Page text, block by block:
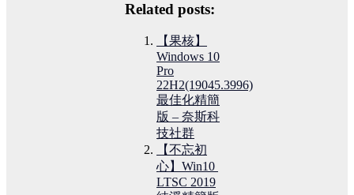
Related posts:
【果核】
Windows 10
Pro
22H2(19045.3996)
最佳化精簡
版 – 奈斯科
技社群
【不忘初
心】Win10 ​​​​
LTSC 2019